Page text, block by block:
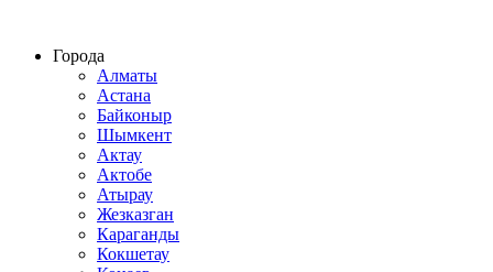
Города
Алматы
Астана
Байконыр
Шымкент
Актау
Актобе
Атырау
Жезказган
Караганды
Кокшетау